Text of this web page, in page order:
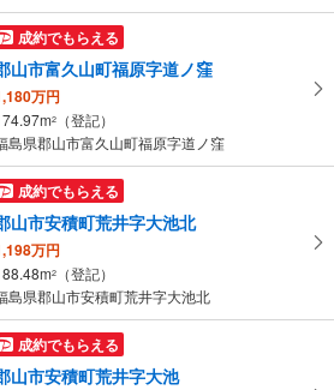
成約でもらえる
山市富久山町福原字道ノ窪
万円
2
（登記）
島県郡山市富久山町福原字道ノ窪
成約でもらえる
山市安積町荒井字大池北
万円
2
（登記）
島県郡山市安積町荒井字大池北
成約でもらえる
山市安積町荒井字大池